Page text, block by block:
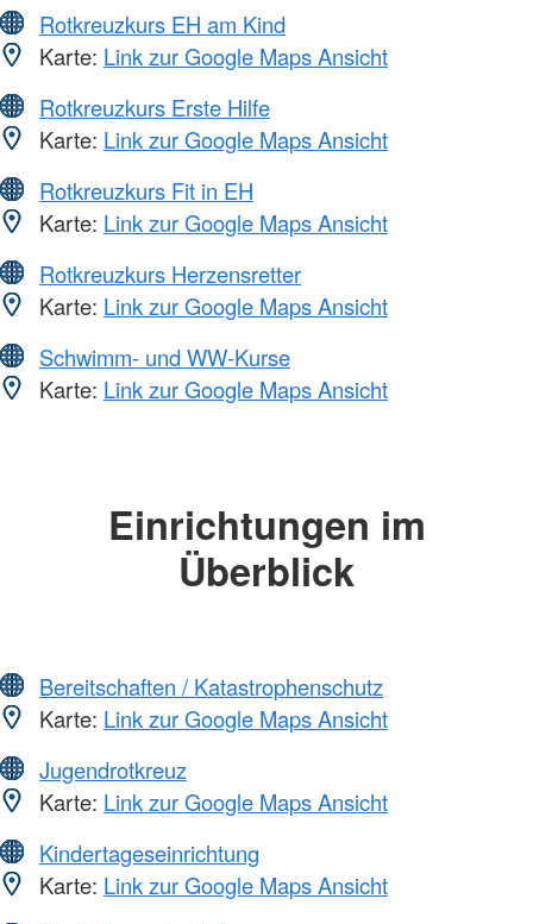
Rotkreuzkurs EH am Kind
Karte: Link zur Google Maps Ansicht
Rotkreuzkurs Erste Hilfe
Karte: Link zur Google Maps Ansicht
Rotkreuzkurs Fit in EH
Karte: Link zur Google Maps Ansicht
Rotkreuzkurs Herzensretter
Karte: Link zur Google Maps Ansicht
Schwimm- und WW-Kurse
Karte: Link zur Google Maps Ansicht
Einrichtungen im
Überblick
Bereitschaften / Katastrophenschutz
Karte: Link zur Google Maps Ansicht
Jugendrotkreuz
Karte: Link zur Google Maps Ansicht
Kindertageseinrichtung
Karte: Link zur Google Maps Ansicht